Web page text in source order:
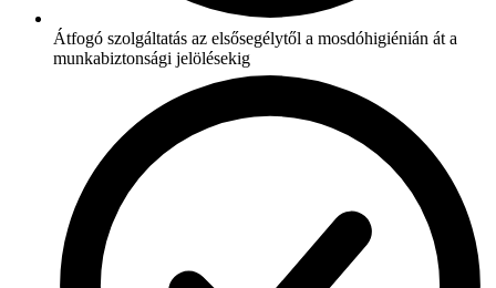
Átfogó szolgáltatás az elsősegélytől a mosdóhigiénián át a
munkabiztonsági jelölésekig